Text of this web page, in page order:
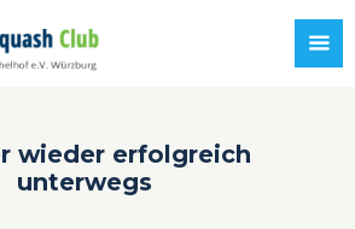
wieder erfolgreich
unterwegs